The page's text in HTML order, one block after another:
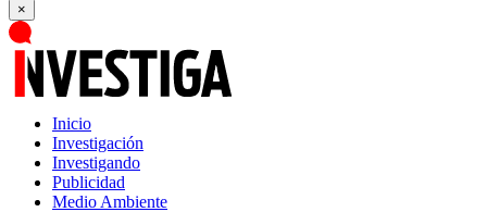
×
Inicio
Investigación
Investigando
Publicidad
Medio Ambiente